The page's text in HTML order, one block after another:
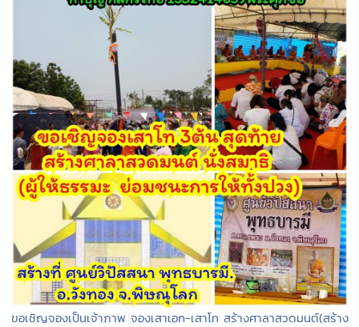
ขอเชิญจองเป็นเจ้าภาพ จองเสาเอก-เสาโท สร้างศาลาสวดมนต์(สร้าง